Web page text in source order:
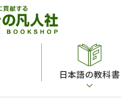
日本語の教科書